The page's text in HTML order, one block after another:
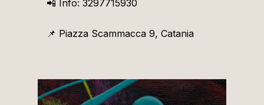
📲 Info: 3297715930
📌 Piazza Scammacca 9, Catania